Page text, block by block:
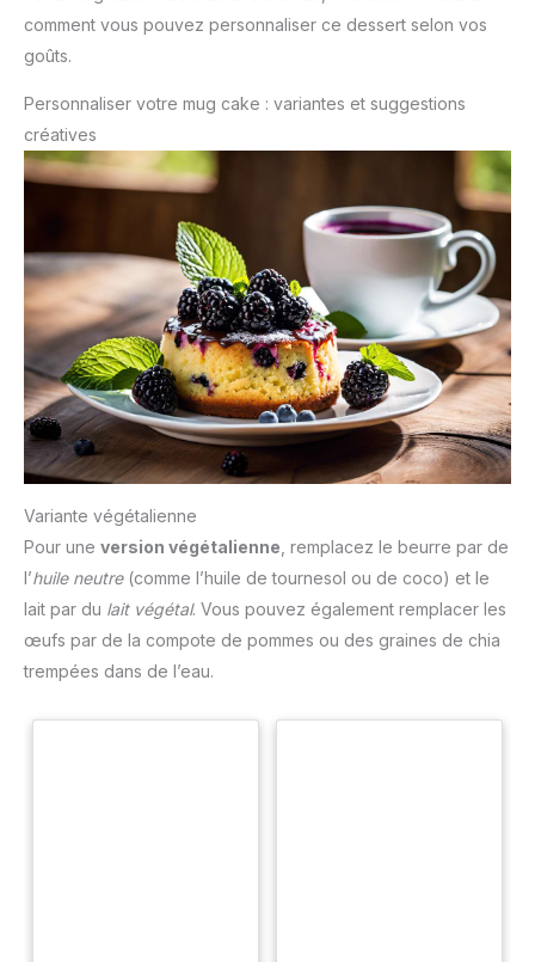
comment vous pouvez personnaliser ce dessert selon vos
goûts.
Personnaliser votre mug cake : variantes et suggestions
créatives
Variante végétalienne
Pour une version végétalienne , remplacez le beurre par de
l’huile neutre(comme l’huile de tournesol ou de coco) et le
lait par du lait végétal. Vous pouvez également remplacer les
œufs par de la compote de pommes ou des graines de chia
trempées dans de l’eau.